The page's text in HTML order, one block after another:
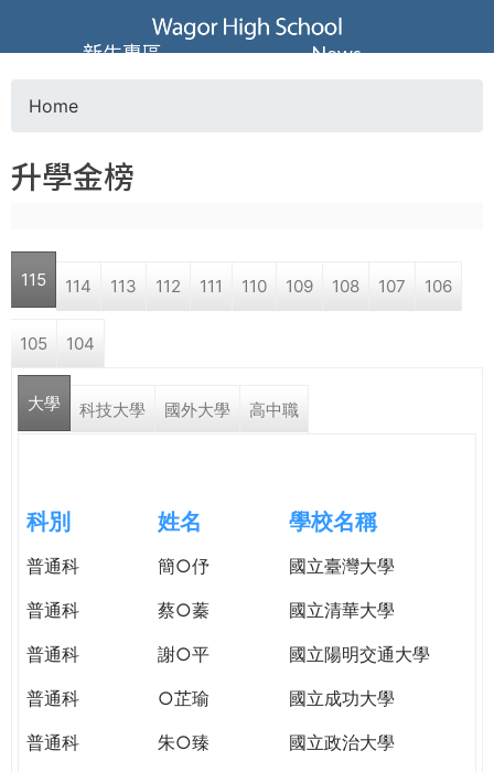
Jump to navigation
葳
格
高
中
學
格。
o
u
a
r
e
e
r
e
Home
升學金榜
115 114 113 112 111 110 109 108 107 106
105 104
大學 科技大學 國外大學 高中職
科別 姓名 學校名稱
普通科 簡○伃
國立臺灣大學
普通科
蔡○蓁
國立清華大學
普通科
謝○平
國立陽明交通大學
普通科
○芷瑜
國立成功大學
普通科
朱○臻
國立政治大學
新生專區 News